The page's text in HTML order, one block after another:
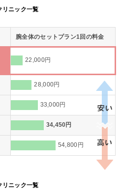
リニック一覧
腕全体のセットプラン1回の料金
22,000円
28,000円
33,000円
34,450円
54,800円
リニック一覧